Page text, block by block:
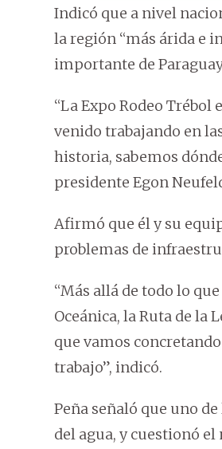
Indicó que a nivel
la región “más árida e
importante de
“La Expo Rodeo
venido trabajando en
historia, sabemos
presidente Egon
Afirmó que él y su
problemas de
“Más allá de todo lo
Oceánica, la Ruta de la
que vamos
trabajo”, indicó.
Peña señaló que uno
del agua, y cuestionó